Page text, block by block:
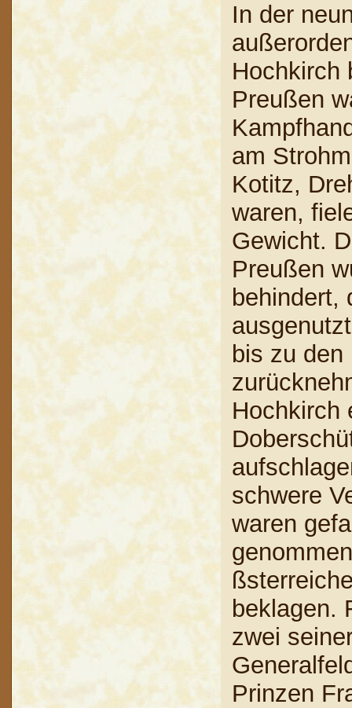
In der
Hochkirch
Preußen
am
Kotitz,
waren,
Gewicht.
Preußen
behindert,
bis zu
Hochkirch
schwere
waren
beklagen.
zwei
Prinzen